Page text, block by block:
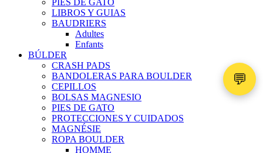
PIES DE GATO
LIBROS Y GUIAS
BAUDRIERS
Adultes
Enfants
BÚLDER
CRASH PADS
BANDOLERAS PARA BOULDER
CEPILLOS
BOLSAS MAGNESIO
PIES DE GATO
PROTECCIONES Y CUIDADOS
MAGNÉSIE
ROPA BOULDER
HOMME
💬